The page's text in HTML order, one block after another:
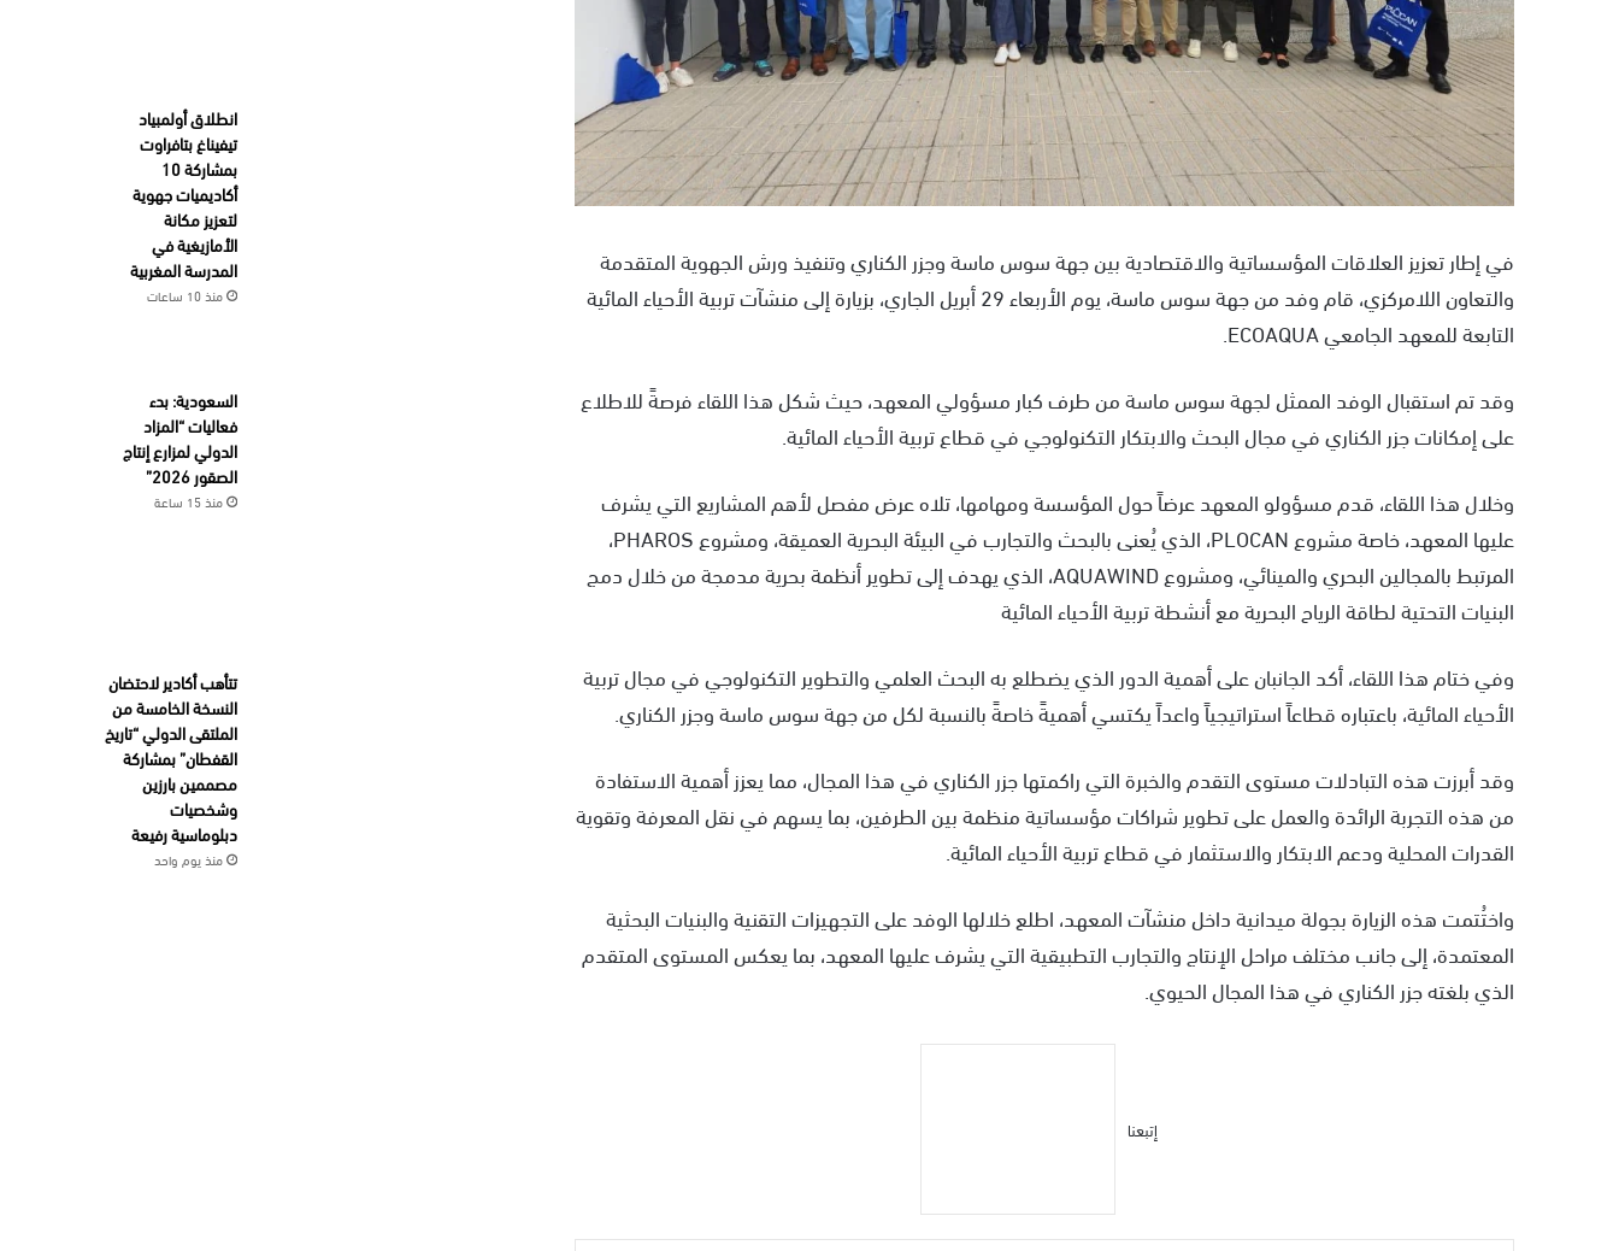
في إطار تعزيز العلاقات المؤسساتية والاقتصادية بين جهة سوس ماسة وجزر الكناري وتنفيذ ورش الجهوية المتقدمة
والتعاون اللامركزي، قام وفد من جهة سوس ماسة، يوم الأربعاء 29 أبريل الجاري، بزيارة إلى منشآت تربية الأحياء المائية
التابعة للمعهد الجامعي ECOAQUA.
وقد تم استقبال الوفد الممثل لجهة سوس ماسة من طرف كبار مسؤولي المعهد، حيث شكل هذا اللقاء فرصةً للاطلاع
على إمكانات جزر الكناري في مجال البحث والابتكار التكنولوجي في قطاع تربية الأحياء المائية.
وخلال هذا اللقاء، قدم مسؤولو المعهد عرضاً حول المؤسسة ومهامها، تلاه عرض مفصل لأهم المشاريع التي يشرف
عليها المعهد، خاصة مشروع PLOCAN، الذي يُعنى بالبحث والتجارب في البيئة البحرية العميقة، ومشروع PHAROS،
المرتبط بالمجالين البحري والمينائي، ومشروع AQUAWIND، الذي يهدف إلى تطوير أنظمة بحرية مدمجة من خلال دمج
البنيات التحتية لطاقة الرياح البحرية مع أنشطة تربية الأحياء المائية
وفي ختام هذا اللقاء، أكد الجانبان على أهمية الدور الذي يضطلع به البحث العلمي والتطوير التكنولوجي في مجال تربية
الأحياء المائية، باعتباره قطاعاً استراتيجياً واعداً يكتسي أهميةً خاصةً بالنسبة لكل من جهة سوس ماسة وجزر الكناري.
وقد أبرزت هذه التبادلات مستوى التقدم والخبرة التي راكمتها جزر الكناري في هذا المجال، مما يعزز أهمية الاستفادة
من هذه التجربة الرائدة والعمل على تطوير شراكات مؤسساتية منظمة بين الطرفين، بما يسهم في نقل المعرفة وتقوية
القدرات المحلية ودعم الابتكار والاستثمار في قطاع تربية الأحياء المائية.
واختُتمت هذه الزيارة بجولة ميدانية داخل منشآت المعهد، اطلع خلالها الوفد على التجهيزات التقنية والبنيات البحثية
المعتمدة، إلى جانب مختلف مراحل الإنتاج والتجارب التطبيقية التي يشرف عليها المعهد، بما يعكس المستوى المتقدم
الذي بلغته جزر الكناري في هذا المجال الحيوي.
إتبعنا
انطلاق أولمبياد
تيفيناغ بتافراوت
بمشاركة 10
أكاديميات جهوية
لتعزيز مكانة
الأمازيغية في
المدرسة المغربية
منذ 10 ساعات
السعودية: بدء
فعاليات “المزاد
الدولي لمزارع إنتاج
الصقور 2026”
منذ 15 ساعة
تتأهب أكادير لاحتضان
النسخة الخامسة من
الملتقى الدولي “تاريخ
القفطان” بمشاركة
مصممين بارزين
وشخصيات
دبلوماسية رفيعة
منذ يوم واحد